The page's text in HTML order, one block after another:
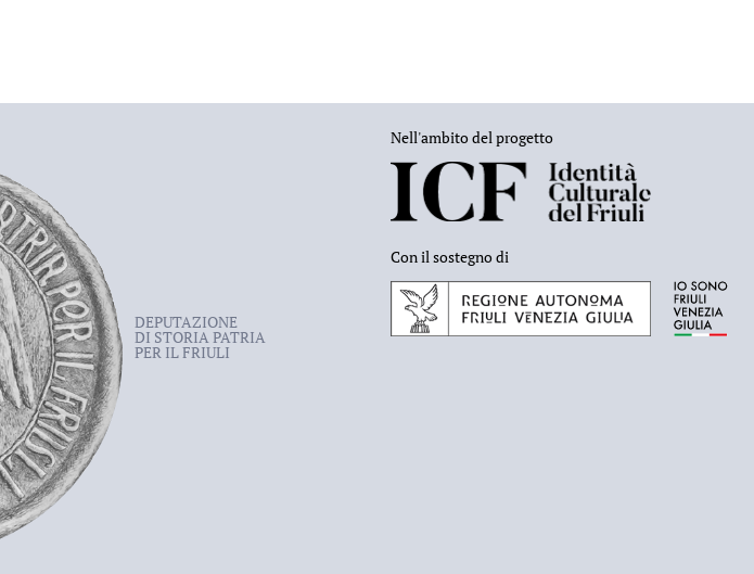
DEPUTAZIONE
DI STORIA PATRIA
PER IL FRIULI
Nell'ambito del progetto
Con il sostegno di